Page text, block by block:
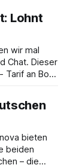
Seite hat
Lohnt
wir mal
Dieser
Tarif an Bord
Tarife
bieten
beiden
– die